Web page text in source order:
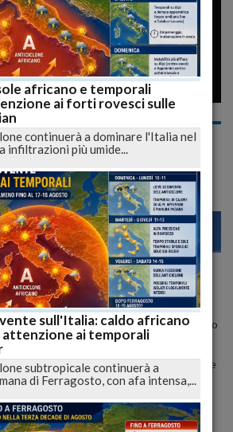
ALEX BRITTI - "UN ATTIMO
VIDEO
22 29
Febbraio 2015 21:51
di lui e della sua musica lo annuncia il suo
inafferrabile, il sorriso contagioso.
sono abituato a star da solo, non cerco e
del gruppo”: Alex Brittiè un
fiero, deciso.
lo è sempre stato, sin da
africano e temporali
ai forti rovesci sulle
continuerà a dominare l'Italia nel
infiltrazioni più umide...
sull'Italia: caldo africano
attenzione ai temporali
subtropicale continuerà a
di Ferragosto, con afa intensa,...